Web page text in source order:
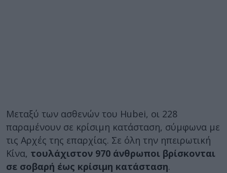
Μεταξύ των ασθενών του Hubei, οι 228
παραμένουν σε κρίσιμη κατάσταση, σύμφωνα με
τις Αρχές της επαρχίας. Σε όλη την ηπειρωτική
Κίνα, τουλάχιστον 970 άνθρωποι βρίσκονται
σε σοβαρή έως κρίσιμη κατάσταση.